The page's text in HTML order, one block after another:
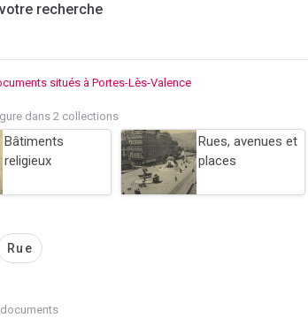
recherche
situés à Portes-Lès-Valence
dans 2 collections
Bâtiments
religieux
Rues, avenues et
places
Rue